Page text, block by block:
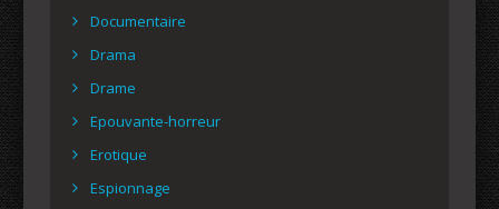
Documentaire
Drama
Drame
Epouvante-horreur
Erotique
Espionnage